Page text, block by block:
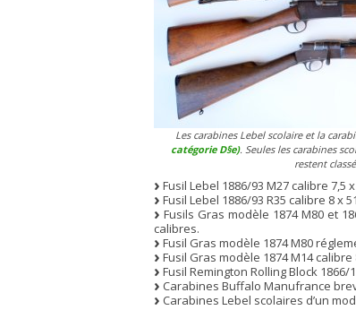
Les carabines Lebel scolaire et la
catégorie D§e). Seules les carabines
restent
Fusil Lebel 1886/93 M27 calibre 7,5
Fusil Lebel 1886/93 R35 calibre 8 x
Fusils Gras modèle 1874 M80 et
calibres.
Fusil Gras modèle 1874 M80
Fusil Gras modèle 1874 M14 calibre
Fusil Remington Rolling Block 1866/
Carabines Buffalo Manufrance
Carabines Lebel scolaires d’un